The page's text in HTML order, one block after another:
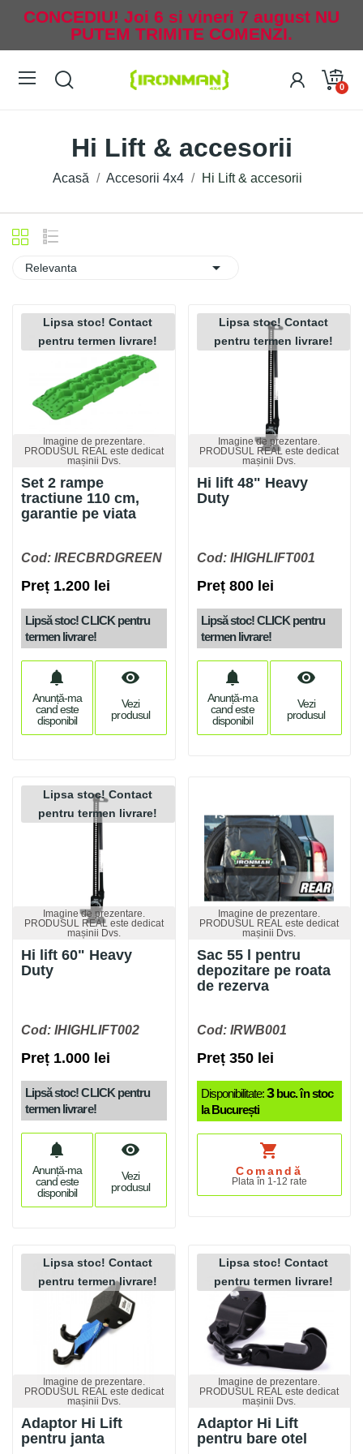
CONCEDIU! Joi 6 si vineri 7 august NU
PUTEM TRIMITE COMENZI.
0
Hi Lift & accesorii
Acasă Accesorii 4x4 Hi Lift & accesorii
Relevanta 
Lipsa stoc! Contact
pentru termen livrare!
Imagine de prezentare.
PRODUSUL REAL este dedicat
mașinii Dvs.
Set 2 rampe
tractiune 110 cm,
garantie pe viata
Cod: IRECBRDGREEN
Preț 1.200 lei
Lipsă stoc! CLICK pentru
termen livrare!
notifications
Anunță-ma
cand este
disponibil
visibility
Vezi
produsul
Lipsa stoc! Contact
pentru termen livrare!
Imagine de prezentare.
PRODUSUL REAL este dedicat
mașinii Dvs.
Hi lift 48" Heavy
Duty
Cod: IHIGHLIFT001
Preț 800 lei
Lipsă stoc! CLICK pentru
termen livrare!
notifications
Anunță-ma
cand este
disponibil
visibility
Vezi
produsul
Lipsa stoc! Contact
pentru termen livrare!
Imagine de prezentare.
PRODUSUL REAL este dedicat
mașinii Dvs.
Hi lift 60" Heavy
Duty
Cod: IHIGHLIFT002
Preț 1.000 lei
Lipsă stoc! CLICK pentru
termen livrare!
notifications
Anunță-ma
cand este
disponibil
visibility
Vezi
produsul
Imagine de prezentare.
PRODUSUL REAL este dedicat
mașinii Dvs.
Sac 55 l pentru
depozitare pe roata
de rezerva
Cod: IRWB001
Preț 350 lei
Disponibilitate:3buc. în stoc
la București
shopping_cart
Comandă
Plata în 1-12 rate
Lipsa stoc! Contact
pentru termen livrare!
Imagine de prezentare.
PRODUSUL REAL este dedicat
mașinii Dvs.
Adaptor Hi Lift
pentru janta
Lipsa stoc! Contact
pentru termen livrare!
Imagine de prezentare.
PRODUSUL REAL este dedicat
mașinii Dvs.
Adaptor Hi Lift
pentru bare otel